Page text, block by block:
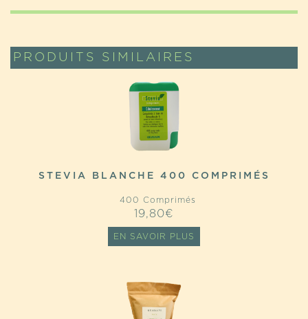
PRODUITS SIMILAIRES
STEVIA BLANCHE 400 COMPRIMÉS
400 Comprimés
19,80€
EN SAVOIR PLUS